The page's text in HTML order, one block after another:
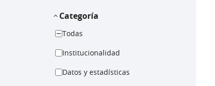
Categoría
Todas
Institucionalidad
Datos y estadísticas